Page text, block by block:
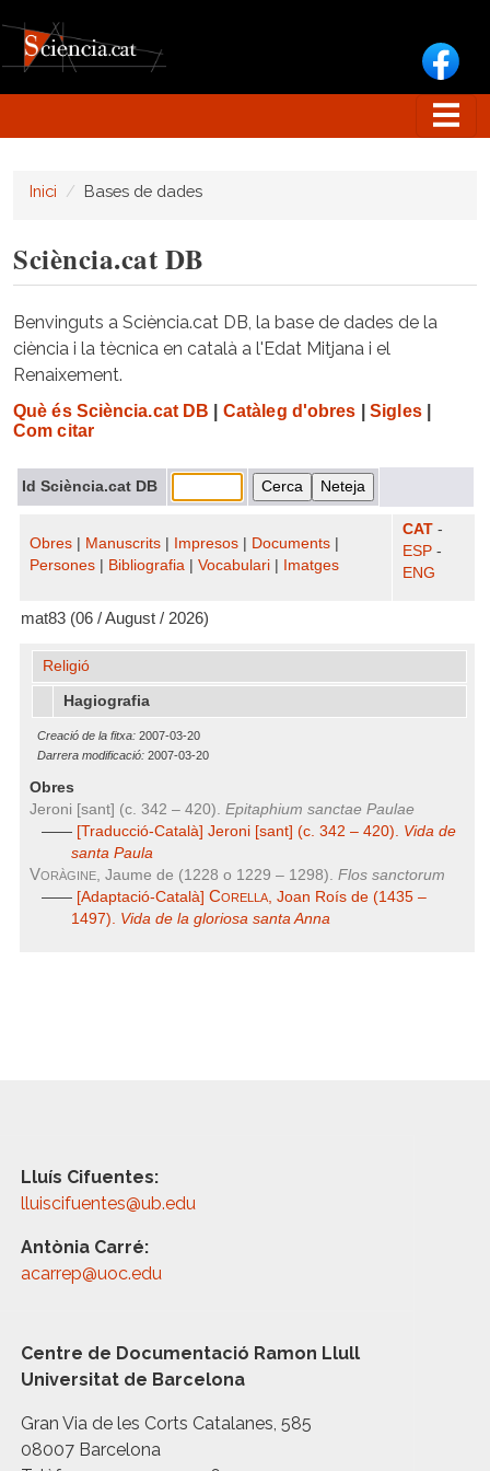
Inici Bases de dades
Sciència.cat DB
Benvinguts a Sciència.cat DB, la base de dades de la
ciència i la tècnica en català a l'Edat Mitjana i el
Renaixement.
Què és Sciència.cat DB Catàleg d'obres Sigles|
Com citar
Id Sciència.cat DB
Obres Manuscrits Impresos Documents
Persones
Bibliografia Vocabulari Imatges
CAT -
ESP -
ENG
mat83 (06 / August / 2026)
Religió
Hagiografia
Creació de la fitxa: 2007-03-20
Darrera modificació: 2007-03-20
Obres
Jeroni [sant] (c. 342 – 420). Epitaphium sanctae Paulae
—— [Traducció-Català] Jeroni [sant] (c. 342 – 420). Vida de
santa Paula
Voràgine, Jaume de (1228 o 1229 – 1298). Flos sanctorum
—— [Adaptació-Català] Corella, Joan Roís de (1435 –
1497). Vida de la gloriosa santa Anna
Lluís Cifuentes:
lluiscifuentes@ub.edu
Antònia Carré:
acarrep@uoc.edu
Centre de Documentació Ramon Llull
Universitat de Barcelona
Gran Via de les Corts Catalanes, 585
08007 Barcelona